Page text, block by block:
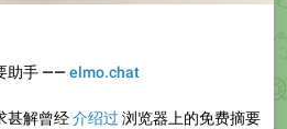
助手 ——elmo.chat
甚解曾经介绍过 浏览器上的免费摘要